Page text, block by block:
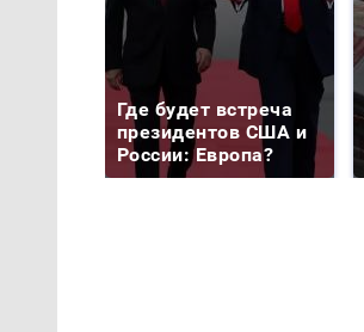
Где будет встреча
президентов США и
России: Европа?